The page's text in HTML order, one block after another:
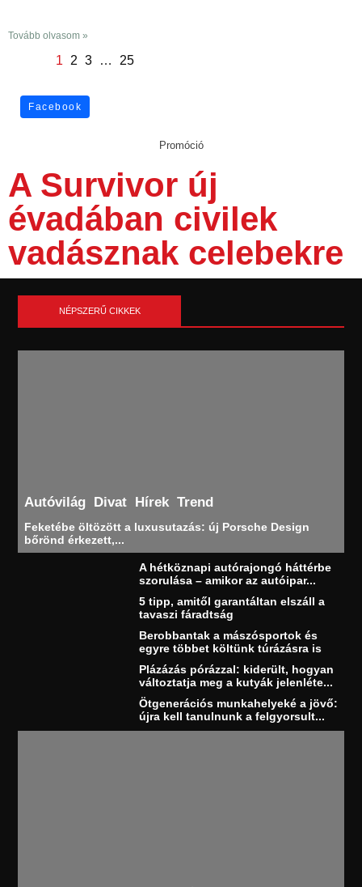
Tovább olvasom »
1 2 3 … 25
Facebook
Promóció
A Survivor új
évadában civilek
vadásznak celebekre
NÉPSZERŰ CIKKEK
Autóvilág Divat Hírek Trend
Feketébe öltözött a luxusutazás: új Porsche Design
bőrönd érkezett,...
A hétköznapi autórajongó háttérbe
szorulása – amikor az autóipar...
5 tipp, amitől garantáltan elszáll a
tavaszi fáradtság
Berobbantak a mászósportok és
egyre többet költünk túrázásra is
Plázázás pórázzal: kiderült, hogyan
változtatja meg a kutyák jelenléte...
Ötgenerációs munkahelyeké a jövő:
újra kell tanulnunk a felgyorsult...